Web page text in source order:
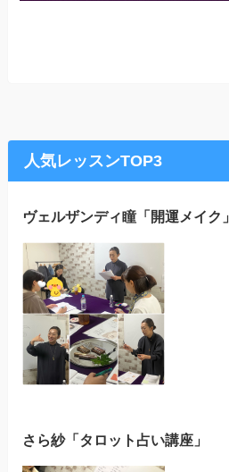
人気レッスンTOP3
ヴェルザンディ瞳「開運メイク」
さら紗「タロット占い講座」